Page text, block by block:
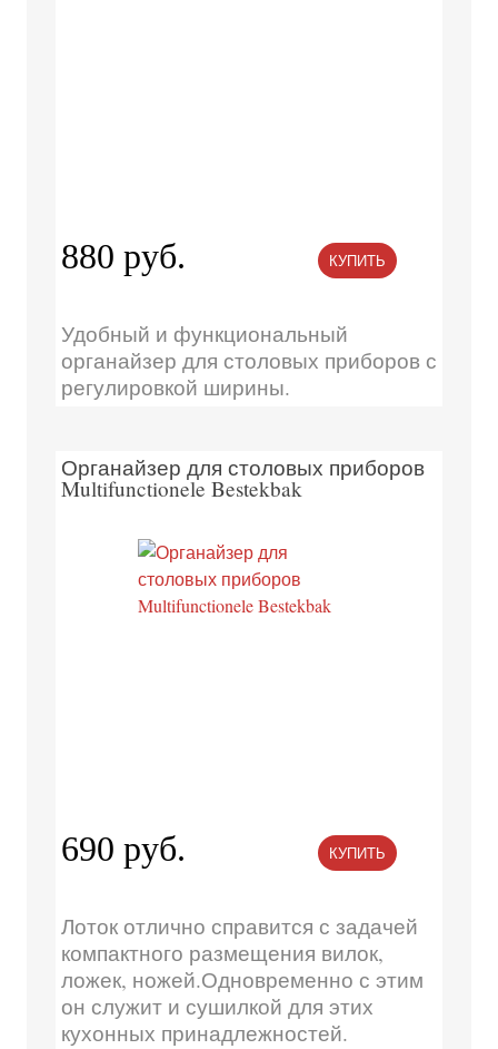
880 руб. КУПИТЬ
Удобный и функциональный
органайзер для столовых приборов с
регулировкой ширины.
Органайзер для столовых приборов
Multifunctionele Bestekbak
690 руб. КУПИТЬ
Лоток отлично справится с задачей
компактного размещения вилок,
ложек, ножей.Одновременно с этим
он служит и сушилкой для этих
кухонных принадлежностей.